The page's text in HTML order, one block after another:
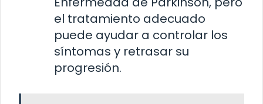
el tratamiento adecuado
puede ayudar a controlar los
síntomas y retrasar su
progresión.